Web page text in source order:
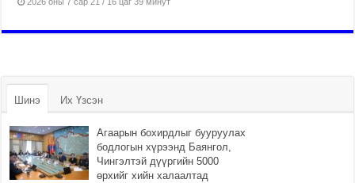
Шинэ Их Үзсэн
Агаарын бохирдлыг бууруулах
бодлогын хүрээнд Баянгол,
Чингэлтэй дүүргийн 5000
өрхийг хийн халаалтад